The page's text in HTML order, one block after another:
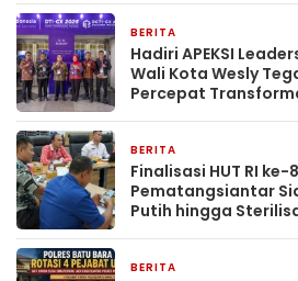
BERITA
Hadiri APEKSI
Wali Kota Wesly
Percepat
BERITA
Finalisasi HUT RI ke-
Pematangsiantar
Putih hingga
BERITA